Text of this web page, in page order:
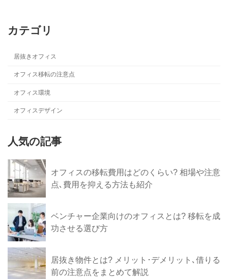
カテゴリ
居抜きオフィス
オフィス移転の注意点
オフィス環境
オフィスデザイン
人気の記事
オフィスの移転費用はどのくらい? 相場や注意
点､費用を抑える方法も紹介
ベンチャー企業向けのオフィスとは? 移転を成
功させる選び方
居抜き物件とは? メリット･デメリット､借りる
前の注意点をまとめて解説